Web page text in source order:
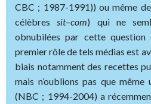
CBC ; 1987-1991)) ou même
célèbres sit–com) qui ne
obnubilées par cette
premier rôle de tels médias est
biais notamment des recettes
mais n’oublions pas que même
(NBC ; 1994-2004) a